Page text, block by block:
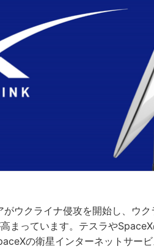
ウクライナ侵攻を開始し、ウ
まっています。テスラや
の衛星インターネットサー